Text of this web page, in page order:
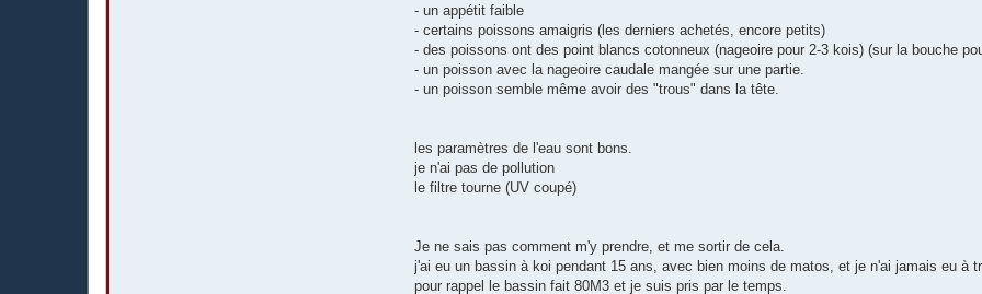
- un appétit faible
- certains poissons amaigris (les derniers achetés, encore petits)
- des poissons ont des point blancs cotonneux (nageoire pour 2-3 kois) (sur la bouche
- un poisson avec la nageoire caudale mangée sur une partie.
- un poisson semble même avoir des "trous" dans la tête.
les paramètres de l'eau sont bons.
je n'ai pas de pollution
le filtre tourne (UV coupé)
Je ne sais pas comment m'y prendre, et me sortir de cela.
j'ai eu un bassin à koi pendant 15 ans, avec bien moins de matos, et je n'ai jamais eu à
pour rappel le bassin fait 80M3 et je suis pris par le temps.